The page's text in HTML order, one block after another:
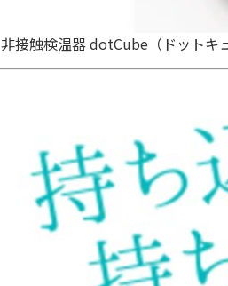
非接触検温器 dotCube（ドットキ